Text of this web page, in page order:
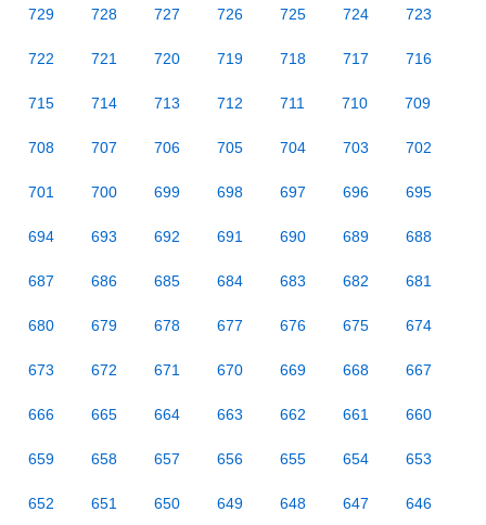
729 728 727 726 725 724 723
722 721 720 719 718 717 716
715 714 713 712 711 710 709
708 707 706 705 704 703 702
701 700 699 698 697 696 695
694 693 692 691 690 689 688
687 686 685 684 683 682 681
680 679 678 677 676 675 674
673 672 671 670 669 668 667
666 665 664 663 662 661 660
659 658 657 656 655 654 653
652 651 650 649 648 647 646